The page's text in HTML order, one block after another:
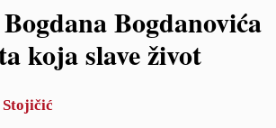
Bogdanovića
koja slave život